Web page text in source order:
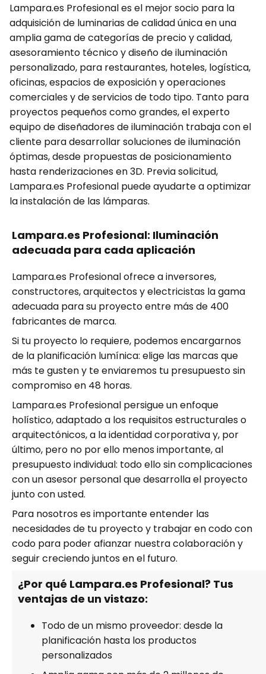
Lampara.es Profesional es el mejor socio para la
adquisición de luminarias de calidad única en una
amplia gama de categorías de precio y calidad,
asesoramiento técnico y diseño de iluminación
personalizado, para restaurantes, hoteles, logística,
oficinas, espacios de exposición y operaciones
comerciales y de servicios de todo tipo. Tanto para
proyectos pequeños como grandes, el experto
equipo de diseñadores de iluminación trabaja con el
cliente para desarrollar soluciones de iluminación
óptimas, desde propuestas de posicionamiento
hasta renderizaciones en 3D. Previa solicitud,
Lampara.es Profesional puede ayudarte a optimizar
la instalación de las lámparas.
Lampara.es Profesional: Iluminación
adecuada para cada aplicación
Lampara.es Profesional ofrece a inversores,
constructores, arquitectos y electricistas la gama
adecuada para su proyecto entre más de 400
fabricantes de marca.
Si tu proyecto lo requiere, podemos encargarnos
de la planificación lumínica: elige las marcas que
más te gusten y te enviaremos tu presupuesto sin
compromiso en 48 horas.
Lampara.es Profesional persigue un enfoque
holístico, adaptado a los requisitos estructurales o
arquitectónicos, a la identidad corporativa y, por
último, pero no por ello menos importante, al
presupuesto individual: todo ello sin complicaciones
con un asesor personal que desarrolla el proyecto
junto con usted.
Para nosotros es importante entender las
necesidades de tu proyecto y trabajar en codo con
codo para poder afianzar nuestra colaboración y
seguir creciendo juntos en el futuro.
¿Por qué Lampara.es Profesional? Tus
ventajas de un vistazo:
Todo de un mismo proveedor: desde la
planificación hasta los productos
personalizados